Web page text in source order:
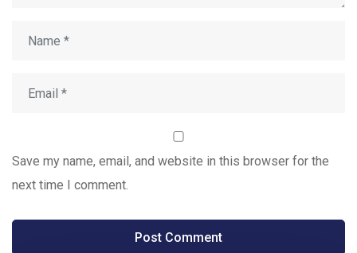
Save my name, email, and website in this browser for the
next time I comment.